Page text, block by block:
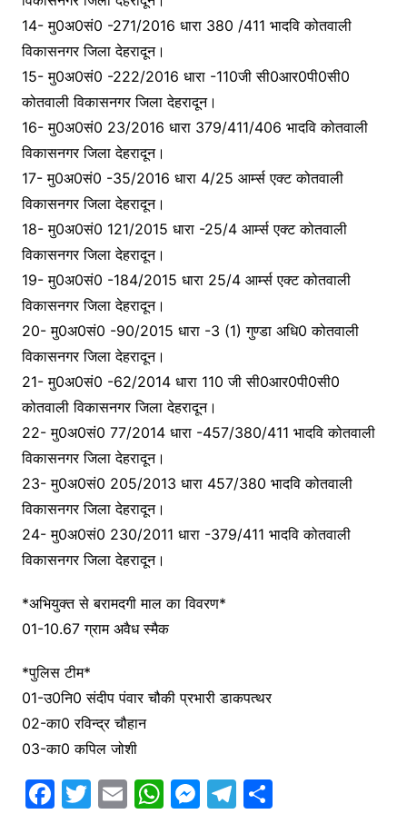
14- मु0अ0सं0 -271/2016 धारा 380 /411 भादवि कोतवाली
विकासनगर जिला देहरादून।
15- मु0अ0सं0 -222/2016 धारा -110जी सी0आर0पी0सी0
कोतवाली विकासनगर जिला देहरादून।
16- मु0अ0सं0 23/2016 धारा 379/411/406 भादवि कोतवाली
विकासनगर जिला देहरादून।
17- मु0अ0सं0 -35/2016 धारा 4/25 आर्म्स एक्ट कोतवाली
विकासनगर जिला देहरादून।
18- मु0अ0सं0 121/2015 धारा -25/4 आर्म्स एक्ट कोतवाली
विकासनगर जिला देहरादून।
19- मु0अ0सं0 -184/2015 धारा 25/4 आर्म्स एक्ट कोतवाली
विकासनगर जिला देहरादून।
20- मु0अ0सं0 -90/2015 धारा -3 (1) गुण्डा अधि0 कोतवाली
विकासनगर जिला देहरादून।
21- मु0अ0सं0 -62/2014 धारा 110 जी सी0आर0पी0सी0
कोतवाली विकासनगर जिला देहरादून।
22- मु0अ0सं0 77/2014 धारा -457/380/411 भादवि कोतवाली
विकासनगर जिला देहरादून।
23- मु0अ0सं0 205/2013 धारा 457/380 भादवि कोतवाली
विकासनगर जिला देहरादून।
24- मु0अ0सं0 230/2011 धारा -379/411 भादवि कोतवाली
विकासनगर जिला देहरादून।
*अभियुक्त से बरामदगी माल का विवरण*
01-10.67 ग्राम अवैध स्मैक
*पुलिस टीम*
01-उ0नि0 संदीप पंवार चौकी प्रभारी डाकपत्थर
02-का0 रविन्द्र चौहान
03-का0 कपिल जोशी
F T E W M T S